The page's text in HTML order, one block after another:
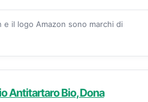
e il logo Amazon sono marchi di
Antitartaro Bio, Dona